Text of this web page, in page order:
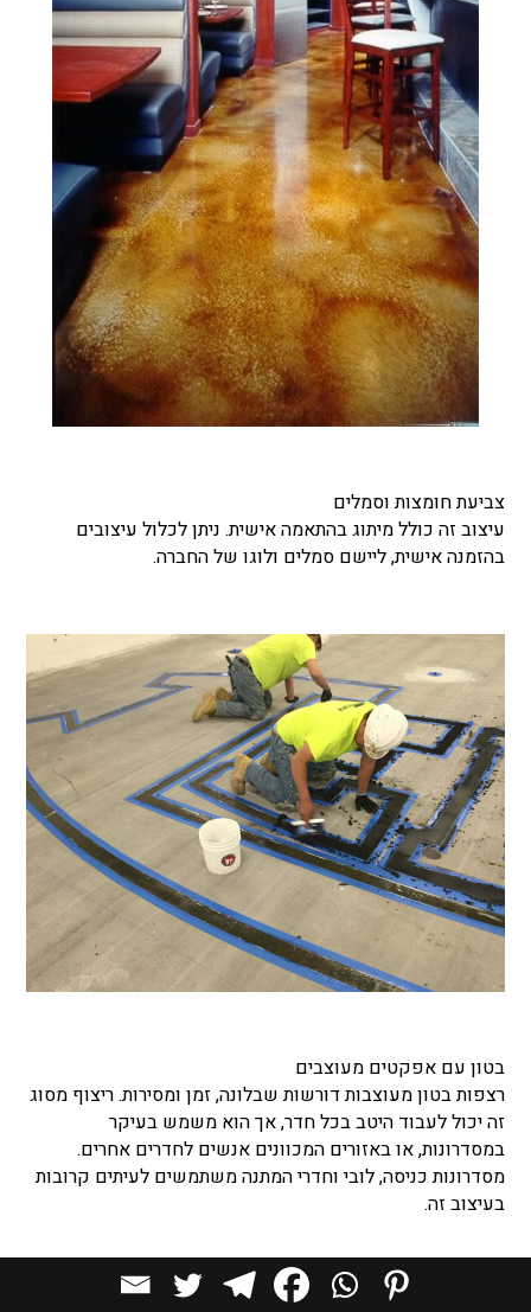
צביעת חומצות וסמלים
עיצוב זה כולל מיתוג בהתאמה אישית. ניתן לכלול עיצובים
בהזמנה אישית, ליישם סמלים ולוגו של החברה.
בטון עם אפקטים מעוצבים
רצפות בטון מעוצבות דורשות שבלונה, זמן ומסירות. ריצוף מסוג
זה יכול לעבוד היטב בכל חדר, אך הוא משמש בעיקר
במסדרונות, או באזורים המכוונים אנשים לחדרים אחרים.
מסדרונות כניסה, לובי וחדרי המתנה משתמשים לעיתים קרובות
בעיצוב זה.